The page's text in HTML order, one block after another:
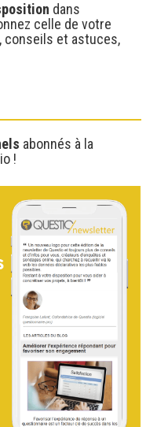
dans
celle de votre
conseils et astuces,
abonnés à la
!